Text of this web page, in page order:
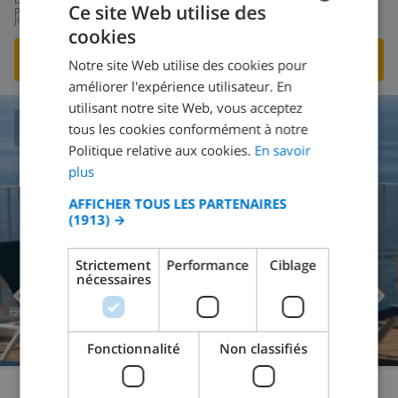
par
jour 178,54 $US
VOIR CETTE VILLA›
/ 10 |60 AVIS
DUTCH
SPANISH
GERMAN
DANISH
Ce site Web utilise des
cookies
Notre site Web utilise des cookies pour
améliorer l'expérience utilisateur. En
utilisant notre site Web, vous acceptez
tous les cookies conformément à notre
Politique relative aux cookies. En savoir
plus
AFFICHER TOUS LES PARTENAIRES
(1913) →
Strictement
nécessaires
Performance Ciblage
Fonctionnalité Non classifiés